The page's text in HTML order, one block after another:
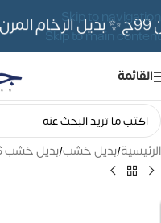
Skip to navigation
Skip to main content
✨ بديل الرخام المرن 565ج بدلًا من 690ج لفترة محدوده
القائمة
الرئيسية/بديل خشب/بديل خشب PS